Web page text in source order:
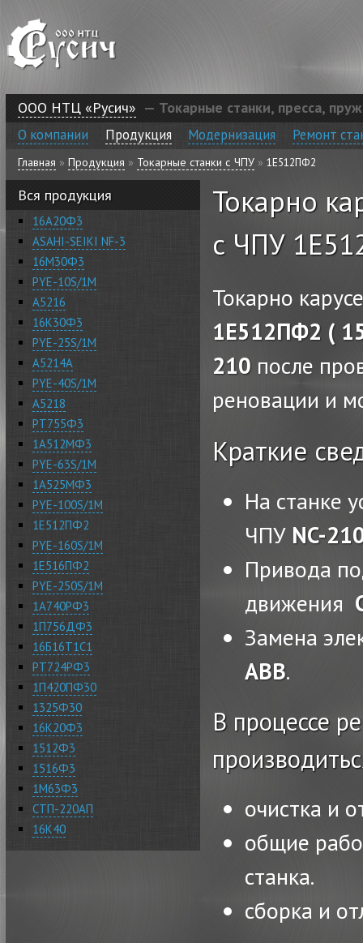
ООО НТЦ «Русич» — Токарные станки, пресса,
О компании Продукция Модернизация Ремонт
Вы здесь
Главная » Продукция » Токарные станки с ЧПУ » 1Е512ПФ2
Вся продукция
16А20Ф3
ASAHI-SEIKI NF-3
16М30Ф3
PYE-10S/1M
А5216
16К30Ф3
PYE-25S/1M
А5214А
PYE-40S/1M
А5218
РТ755Ф3
1А512МФ3
PYE-63S/1M
1А525МФ3
PYE-100S/1M
1Е512ПФ2
PYE-160S/1M
1Е516ПФ2
PYE-250S/1M
1А740РФ3
1П756ДФ3
16Б16Т1С1
РТ724РФ3
1П420ПФ30
1325Ф30
16К20Ф3
1512Ф3
1516Ф3
1М63Ф3
СТП-220АП
16К40
Токарно
с ЧПУ
Токарно
1Е512ПФ2 (
210 после
реновации и
Краткие
На станке
ЧПУ NC-
Привода
движения
Замена
ABB.
В процессе
очистка и
общие
станка.
сборка и